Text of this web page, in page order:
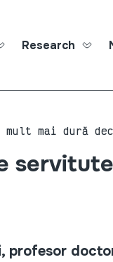
Research
mai dură
profesor